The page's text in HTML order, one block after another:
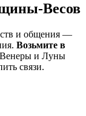
Весов
и общения —
Возьмите в
Венеры и Луны
связи.